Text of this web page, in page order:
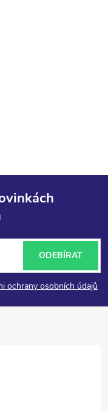
ochrany osobních údajů
ODEBÍRAT